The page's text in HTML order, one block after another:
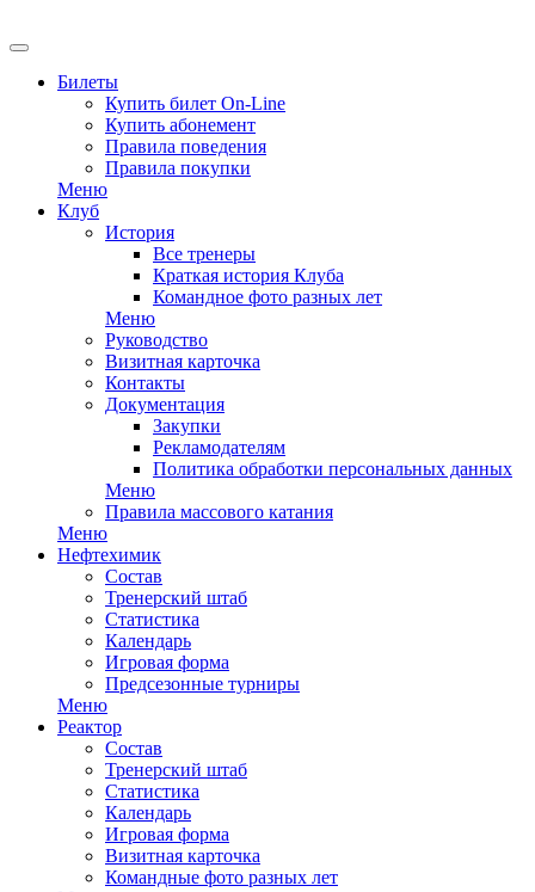
Билеты
Купить билет On-Line
Купить абонемент
Правила поведения
Правила покупки
Меню
Клуб
История
Все тренеры
Краткая история Клуба
Командное фото разных лет
Меню
Руководство
Визитная карточка
Контакты
Документация
Закупки
Рекламодателям
Политика обработки персональных данных
Меню
Правила массового катания
Меню
Нефтехимик
Состав
Тренерский штаб
Статистика
Календарь
Игровая форма
Предсезонные турниры
Меню
Реактор
Состав
Тренерский штаб
Статистика
Календарь
Игровая форма
Визитная карточка
Командные фото разных лет